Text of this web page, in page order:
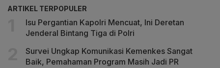
ARTIKEL TERPOPULER
Isu Pergantian Kapolri Mencuat, Ini Deretan
Jenderal Bintang Tiga di Polri
Survei Ungkap Komunikasi Kemenkes Sangat
Baik, Pemahaman Program Masih Jadi PR